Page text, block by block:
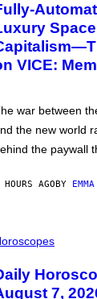
Space
VICE:
war between
the new world
the paywall
AGOBY
7,